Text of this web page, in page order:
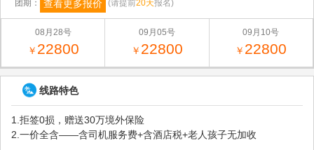
团期： 查看更多报价 (请提前20天报名)
08月28号
￥ 22800
09月05号
￥ 22800
09月10号
￥ 22800
线路特色
1.拒签0损，赠送30万境外保险
2.一价全含——含司机服务费+含酒店税+老人孩子无加收